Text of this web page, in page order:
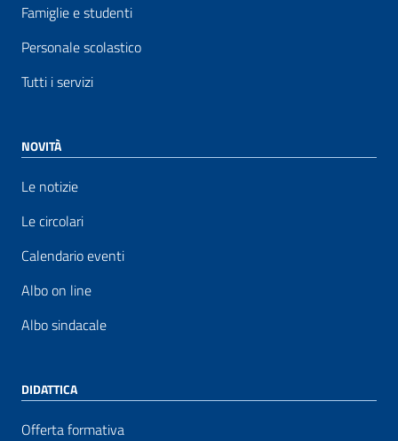
Famiglie e studenti
Personale scolastico
Tutti i servizi
NOVITÀ
Le notizie
Le circolari
Calendario eventi
Albo on line
Albo sindacale
DIDATTICA
Offerta formativa